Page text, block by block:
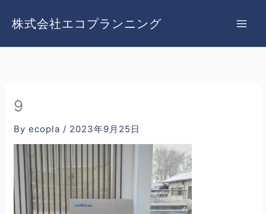
ス
株式会社エコプランニング
9
Byecopla / 2023年9月25日